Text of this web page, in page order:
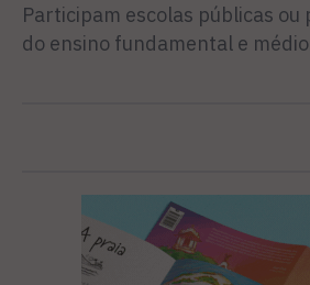
Participam escolas públicas ou
do ensino fundamental e